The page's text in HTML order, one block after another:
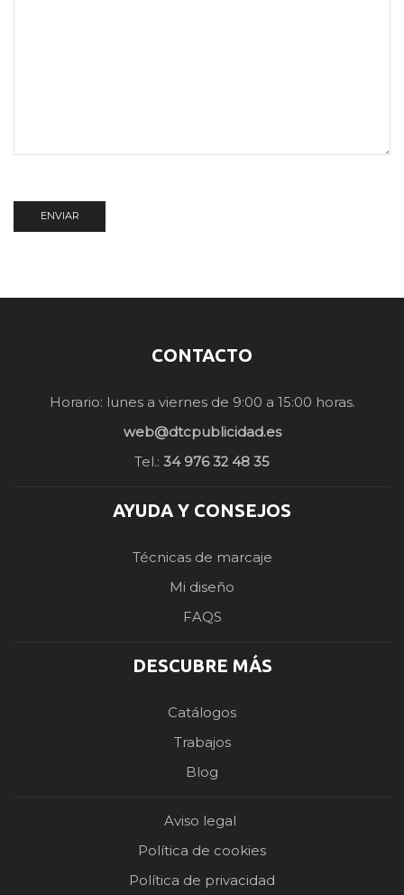
CONTACTO
Horario: lunes a viernes de 9:00 a 15:00 horas.
web@dtcpublicidad.es
Tel.: 34 976 32 48 35
AYUDA Y CONSEJOS
Técnicas de marcaje
Mi diseño
FAQS
DESCUBRE MÁS
Catálogos
Trabajos
Blog
Aviso legal
Política de cookies
Política de privacidad